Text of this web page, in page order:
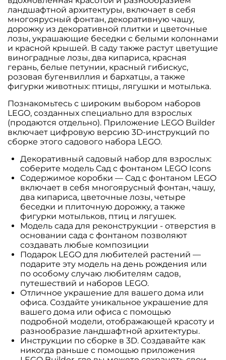
ландшафтной архитектуры, включает в себя
многоярусный фонтан, декоративную чашу,
дорожку из декоративной плитки и цветочные
лозы, украшающие беседки с белыми колоннами
и красной крышей. В саду также растут цветущие
виноградные лозы, два кипариса, красная
герань, белые петунии, красный гибискус,
розовая бугенвиллия и бархатцы, а также
фигурки животных: птицы, лягушки и мотылька.
Познакомьтесь с широким выбором наборов
LEGO, созданных специально для взрослых
(продаются отдельно). Приложение LEGO Builder
включает цифровую версию 3D-инструкций по
сборке этого садового набора LEGO.
Декоративный садовый набор для взрослых:
соберите модель Сад с фонтаном LEGO Icons
Содержимое коробки — Сад с фонтаном LEGO
включает в себя многоярусный фонтан, чашу,
два кипариса, цветочные лозы, четыре
беседки и плиточную дорожку, а также
фигурки мотыльков, птиц и лягушек.
Модель сада для реконструкции - отверстия в
основании сада с фонтаном позволяют
создавать любые композиции
Подарок LEGO для любителей растений —
подарите эту модель на день рождения или
по особому случаю любителям садов,
путешествий и наборов LEGO.
Отличное украшение для вашего дома или
офиса. Создайте уникальное украшение для
вашего дома или офиса с помощью
подробной модели, отображающей красоту и
разнообразие ландшафтной архитектуры.
Инструкции по сборке в 3D. Создавайте как
никогда раньше с помощью приложения